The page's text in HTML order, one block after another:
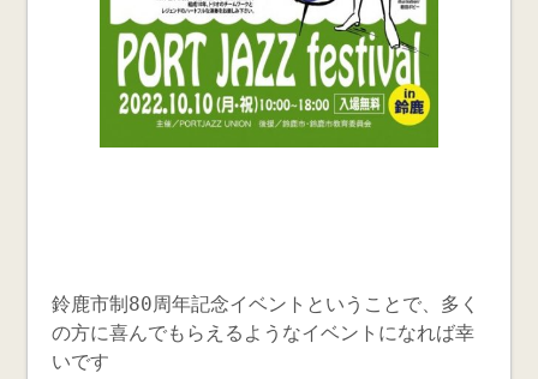
鈴鹿市制80周年記念イベントということで、多く
の方に喜んでもらえるようなイベントになれば幸
いです